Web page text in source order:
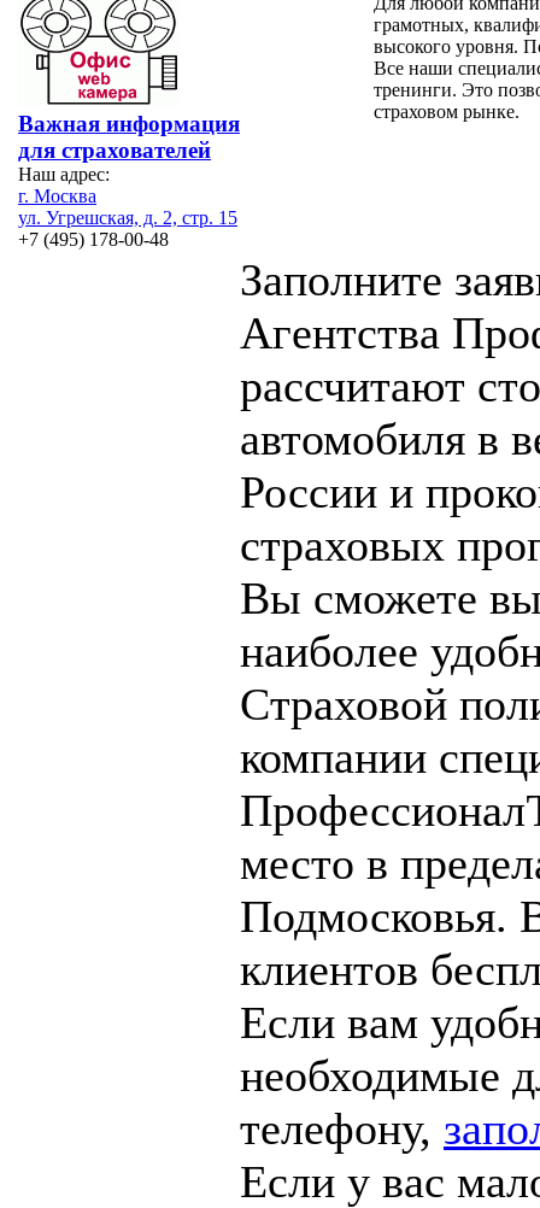
Важная информация
для страхователей
Наш адрес:
г. Москва
ул. Угрешская, д. 2, стр. 15
+7 (495) 178-00-48
грамотных,
высокого уровня.
Все наши
тренинги. Это
страховом рынке.
Заполните
Агентства
рассчитают
автомобиля в
России и
страховых
Вы сможете
наиболее
Страховой
компании
место в
Подмосковья.
клиентов
Если вам
необходимые
телефону,
Если у вас